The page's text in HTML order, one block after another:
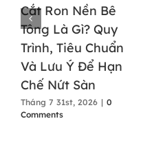
Cắt Ron Nền Bê
Tông Là Gì? Quy
Trình, Tiêu Chuẩn
Và Lưu Ý Để Hạn
Chế Nứt Sàn
Tháng 7 31st, 2026 | 0
Comments